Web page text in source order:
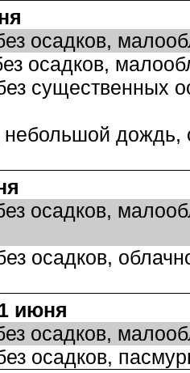
осадков,
осадков,
существенных
дождь,
осадков,
осадков,
июня
осадков,
осадков,